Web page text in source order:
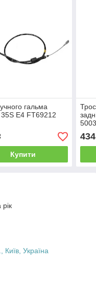
гальма
35S Е4 FT69212
Купити
434
Київ, Україна